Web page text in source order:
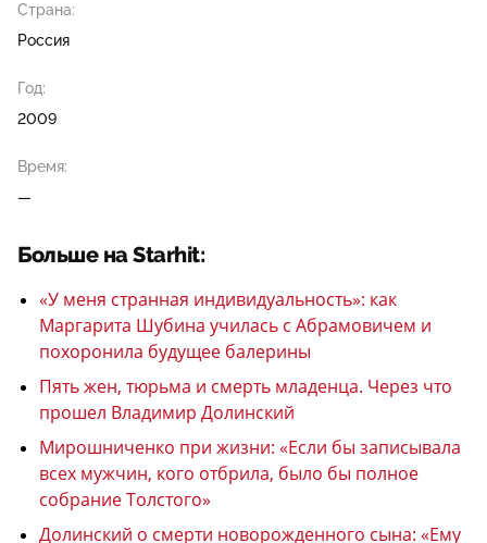
Страна:
Россия
Год:
2009
Время:
—
Больше на Starhit:
«У меня странная индивидуальность»: как
Маргарита Шубина училась с Абрамовичем и
похоронила будущее балерины
Пять жен, тюрьма и смерть младенца. Через что
прошел Владимир Долинский
Мирошниченко при жизни: «Если бы записывала
всех мужчин, кого отбрила, было бы полное
собрание Толстого»
Долинский о смерти новорожденного сына: «Ему